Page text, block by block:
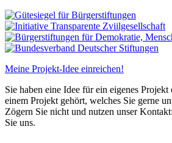
Meine Projekt-Idee einreichen!
Sie haben eine Idee für ein eigenes Projekt
einem Projekt gehört, welches Sie gerne
Zögern Sie nicht und nutzen unser
Sie uns.